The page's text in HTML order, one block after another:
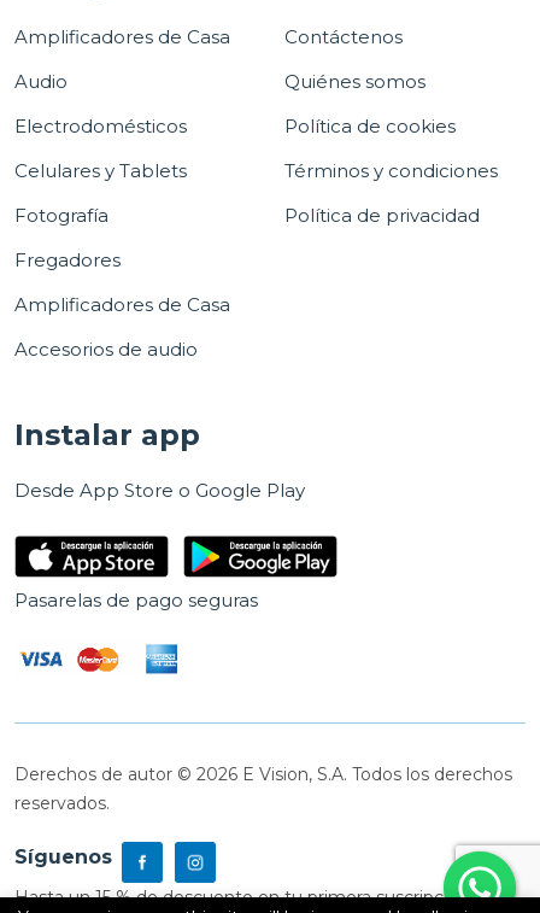
Amplificadores de Casa
Audio
Electrodomésticos
Celulares y Tablets
Fotografía
Fregadores
Amplificadores de Casa
Accesorios de audio
Contáctenos
Quiénes somos
Política de cookies
Términos y condiciones
Política de privacidad
Instalar app
Desde App Store o Google Play
Pasarelas de pago seguras
Derechos de autor © 2026 E Vision, S.A. Todos los derechos
reservados.
Síguenos
Hasta un 15 % de descuento en tu primera suscripción